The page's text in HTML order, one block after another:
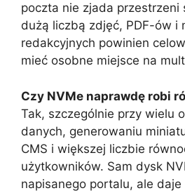
poczta nie zjada przestrzeni
dużą liczbą zdjęć, PDF-ów i
redakcyjnych powinien
mieć osobne miejsce na
Czy NVMe naprawdę robi
Tak, szczególnie przy wielu
danych, generowaniu
CMS i większej liczbie
użytkowników. Sam dysk
napisanego portalu, ale